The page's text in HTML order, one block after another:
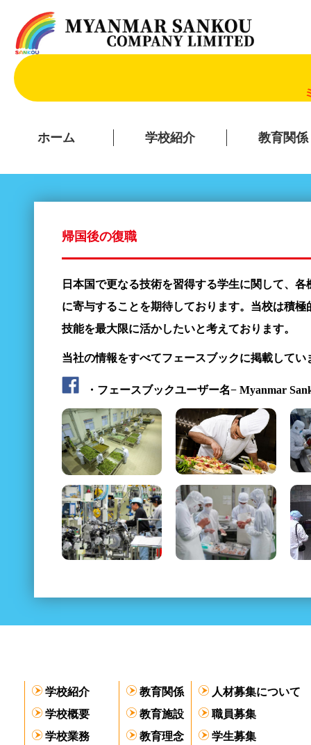
ホーム 学校紹介 教育関係
帰国後の復職
日本国で更なる技術を習得する学生に関して、
に寄与することを期待しております。当校は積
技能を最大限に活かしたいと考えております。
当社の情報をすべてフェースブックに掲載して
・フェースブックユーザー名− Myanmar
学校紹介
学校概要
学校業務
教育関係
教育施設
教育理念
人材募集について
職員募集
学生募集